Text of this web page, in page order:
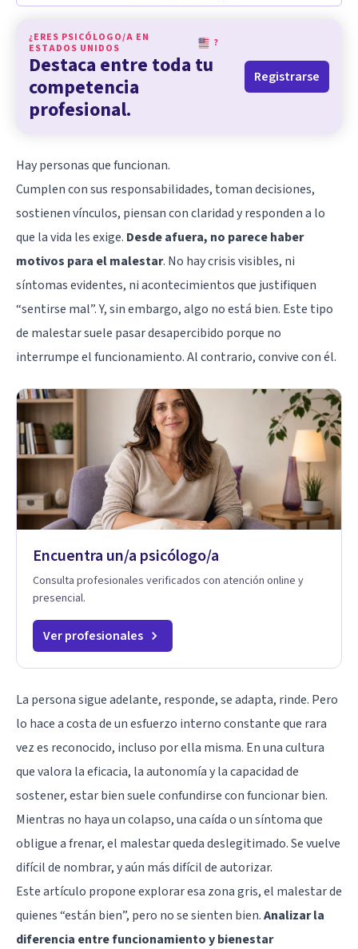
¿ERES PSICÓLOGO/A EN
ESTADOS UNIDOS
?
Destaca entre toda tu
competencia
profesional.
Registrarse
Hay personas que funcionan.
Cumplen con sus responsabilidades, toman decisiones,
sostienen vínculos, piensan con claridad y responden a lo
que la vida les exige. Desde afuera, no parece haber
motivos para el malestar. No hay crisis visibles, ni
síntomas evidentes, ni acontecimientos que justifiquen
“sentirse mal”. Y, sin embargo, algo no está bien. Este tipo
de malestar suele pasar desapercibido porque no
interrumpe el funcionamiento. Al contrario, convive con él.
Encuentra un/a psicólogo/a
Consulta profesionales verificados con atención online y
presencial.
Ver profesionales
La persona sigue adelante, responde, se adapta, rinde. Pero
lo hace a costa de un esfuerzo interno constante que rara
vez es reconocido, incluso por ella misma. En una cultura
que valora la eficacia, la autonomía y la capacidad de
sostener, estar bien suele confundirse con funcionar bien.
Mientras no haya un colapso, una caída o un síntoma que
obligue a frenar, el malestar queda deslegitimado. Se vuelve
difícil de nombrar, y aún más difícil de autorizar.
Este artículo propone explorar esa zona gris, el malestar de
quienes “están bien”, pero no se sienten bien.Analizar la
diferencia entre funcionamiento y bienestar